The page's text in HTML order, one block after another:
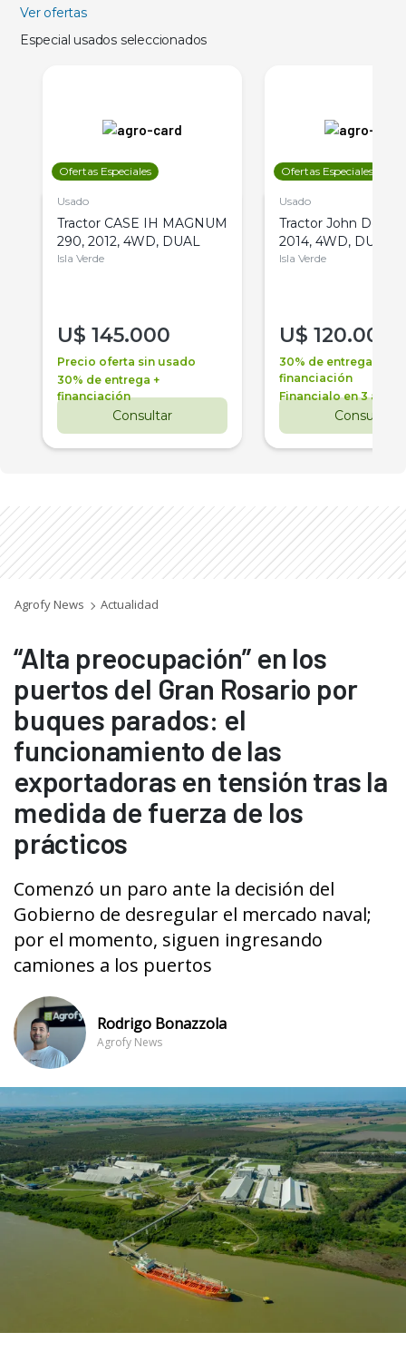
Ver ofertas
Especial usados seleccionados
Ofertas Especiales
Usado
Tractor CASE IH MAGNUM
290, 2012, 4WD, DUAL
Isla Verde
U$ 145.000
Precio oferta sin usado
30% de entrega +
financiación
Consultar
Ofertas Especiales
Usado
Tractor John Deere
2014, 4WD, DUAL
Isla Verde
U$ 120.000
30% de entrega +
financiación
Financialo en 3 años
Consultar
Agrofy News Actualidad
“Alta preocupación” en los
puertos del Gran Rosario por
buques parados: el
funcionamiento de las
exportadoras en tensión tras la
medida de fuerza de los
prácticos
Comenzó un paro ante la decisión del
Gobierno de desregular el mercado naval;
por el momento, siguen ingresando
camiones a los puertos
Rodrigo Bonazzola
Agrofy News